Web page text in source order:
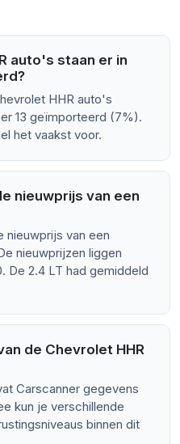
auto's staan er in
HHR auto's
13 geïmporteerd (7%).
het vaakst voor.
nieuwprijs van een
nieuwprijs van een
nieuwprijzen liggen
De 2.4 LT had gemiddeld
de Chevrolet HHR
Carscanner gegevens
kun je verschillende
binnen dit